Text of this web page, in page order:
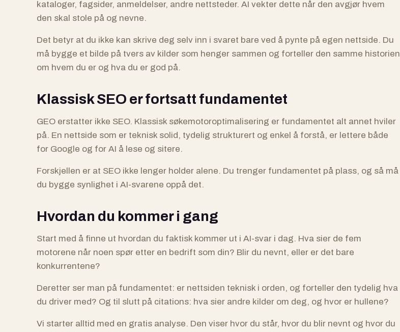
kataloger, fagsider, anmeldelser, andre nettsteder. AI vekter dette når den avgjør hvem
den skal stole på og nevne.
Det betyr at du ikke kan skrive deg selv inn i svaret bare ved å pynte på egen nettside. Du
må bygge et bilde på tvers av kilder som henger sammen og forteller den samme historien
om hvem du er og hva du er god på.
Klassisk SEO er fortsatt fundamentet
GEO erstatter ikke SEO. Klassisk søkemotoroptimalisering er fundamentet alt annet hviler
på. En nettside som er teknisk solid, tydelig strukturert og enkel å forstå, er lettere både
for Google og for AI å lese og sitere.
Forskjellen er at SEO ikke lenger holder alene. Du trenger fundamentet på plass, og så må
du bygge synlighet i AI-svarene oppå det.
Hvordan du kommer i gang
Start med å finne ut hvordan du faktisk kommer ut i AI-svar i dag. Hva sier de fem
motorene når noen spør etter en bedrift som din? Blir du nevnt, eller er det bare
konkurrentene?
Deretter ser man på fundamentet: er nettsiden teknisk i orden, og forteller den tydelig hva
du driver med? Og til slutt på citations: hva sier andre kilder om deg, og hvor er hullene?
Vi starter alltid med en gratis analyse. Den viser hvor du står, hvor du blir nevnt og hvor du